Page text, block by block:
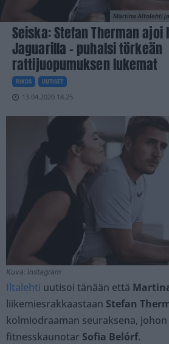
Martina Aitolehti
Seiska: Stefan Therman ajoi
Jaguarilla – puhalsi törkeän
rattijuopumuksen lukemat
RIKOS UUTISET
13.04.2020 18.25
Kuva: Instagram
Iltalehti uutisoi tänään että
liikemiesrakkaastaan Stefan
kolmiodraaman seuraksena,
fitnesskaunotar Sofia Belórf.